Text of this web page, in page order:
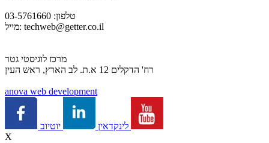
טלפון: 03-5761660
מייל: techweb@getter.co.il
מרכז לוגיסטי גטר
רח' הדקלים 12 א.ת. לב הארץ, ראש העין
anova web development
לינקדאין
X